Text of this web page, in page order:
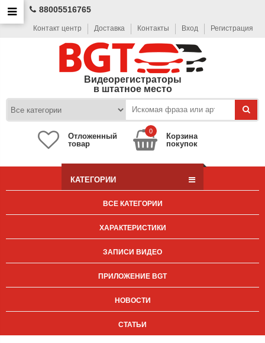
88005516765
Контакт центр Доставка Контакты Вход Регистрация
Видеорегистраторы
в штатное место
Отложенный
товар
0
Корзина
покупок
КАТЕГОРИИ
ВСЕ КАТЕГОРИИ
ХАРАКТЕРИСТИКИ
ЗАПИСИ ВИДЕО
ПРИЛОЖЕНИЕ BGT
НОВОСТИ
СТАТЬИ